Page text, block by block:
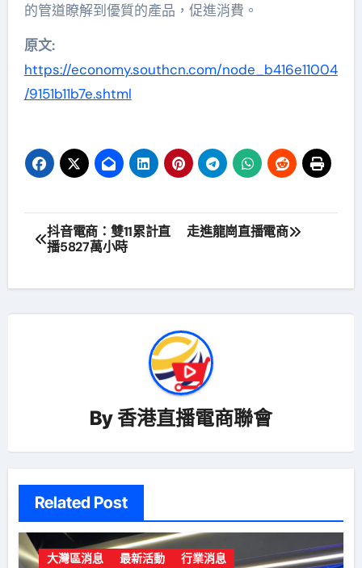
的管道瞭解到優質的產品，促進消費。
原文:
https://economy.southcn.com/node_b416e11004
/9151b11b7e.shtml
文
章
導
抖音電商：雙11累計直
播5827萬小時
走進龍崗直播電商
By香港直播電商聯會
Related Post
大灣區消息 最新活動 行業消息